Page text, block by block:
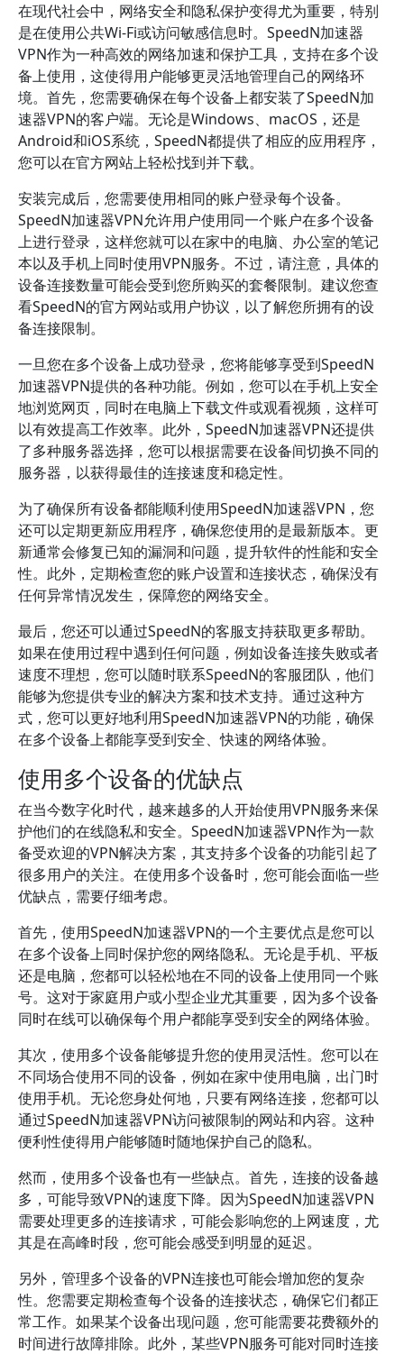
在现代社会中，网络安全和隐私保护变得尤为重要，特别
是在使用公共Wi-Fi或访问敏感信息时。SpeedN加速器
VPN作为一种高效的网络加速和保护工具，支持在多个设
备上使用，这使得用户能够更灵活地管理自己的网络环
境。首先，您需要确保在每个设备上都安装了SpeedN加
速器VPN的客户端。无论是Windows、macOS，还是
Android和iOS系统，SpeedN都提供了相应的应用程序，
您可以在官方网站上轻松找到并下载。
安装完成后，您需要使用相同的账户登录每个设备。
SpeedN加速器VPN允许用户使用同一个账户在多个设备
上进行登录，这样您就可以在家中的电脑、办公室的笔记
本以及手机上同时使用VPN服务。不过，请注意，具体的
设备连接数量可能会受到您所购买的套餐限制。建议您查
看SpeedN的官方网站或用户协议，以了解您所拥有的设
备连接限制。
一旦您在多个设备上成功登录，您将能够享受到SpeedN
加速器VPN提供的各种功能。例如，您可以在手机上安全
地浏览网页，同时在电脑上下载文件或观看视频，这样可
以有效提高工作效率。此外，SpeedN加速器VPN还提供
了多种服务器选择，您可以根据需要在设备间切换不同的
服务器，以获得最佳的连接速度和稳定性。
为了确保所有设备都能顺利使用SpeedN加速器VPN，您
还可以定期更新应用程序，确保您使用的是最新版本。更
新通常会修复已知的漏洞和问题，提升软件的性能和安全
性。此外，定期检查您的账户设置和连接状态，确保没有
任何异常情况发生，保障您的网络安全。
最后，您还可以通过SpeedN的客服支持获取更多帮助。
如果在使用过程中遇到任何问题，例如设备连接失败或者
速度不理想，您可以随时联系SpeedN的客服团队，他们
能够为您提供专业的解决方案和技术支持。通过这种方
式，您可以更好地利用SpeedN加速器VPN的功能，确保
在多个设备上都能享受到安全、快速的网络体验。
使用多个设备的优缺点
在当今数字化时代，越来越多的人开始使用VPN服务来保
护他们的在线隐私和安全。SpeedN加速器VPN作为一款
备受欢迎的VPN解决方案，其支持多个设备的功能引起了
很多用户的关注。在使用多个设备时，您可能会面临一些
优缺点，需要仔细考虑。
首先，使用SpeedN加速器VPN的一个主要优点是您可以
在多个设备上同时保护您的网络隐私。无论是手机、平板
还是电脑，您都可以轻松地在不同的设备上使用同一个账
号。这对于家庭用户或小型企业尤其重要，因为多个设备
同时在线可以确保每个用户都能享受到安全的网络体验。
其次，使用多个设备能够提升您的使用灵活性。您可以在
不同场合使用不同的设备，例如在家中使用电脑，出门时
使用手机。无论您身处何地，只要有网络连接，您都可以
通过SpeedN加速器VPN访问被限制的网站和内容。这种
便利性使得用户能够随时随地保护自己的隐私。
然而，使用多个设备也有一些缺点。首先，连接的设备越
多，可能导致VPN的速度下降。因为SpeedN加速器VPN
需要处理更多的连接请求，可能会影响您的上网速度，尤
其是在高峰时段，您可能会感受到明显的延迟。
另外，管理多个设备的VPN连接也可能会增加您的复杂
性。您需要定期检查每个设备的连接状态，确保它们都正
常工作。如果某个设备出现问题，您可能需要花费额外的
时间进行故障排除。此外，某些VPN服务可能对同时连接